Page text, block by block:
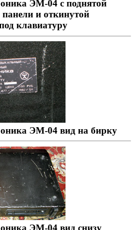
ЭМ-04 с поднятой
и откинутой
клавиатуру
ЭМ-04 вид на бирку
ЭМ-04 вид снизу